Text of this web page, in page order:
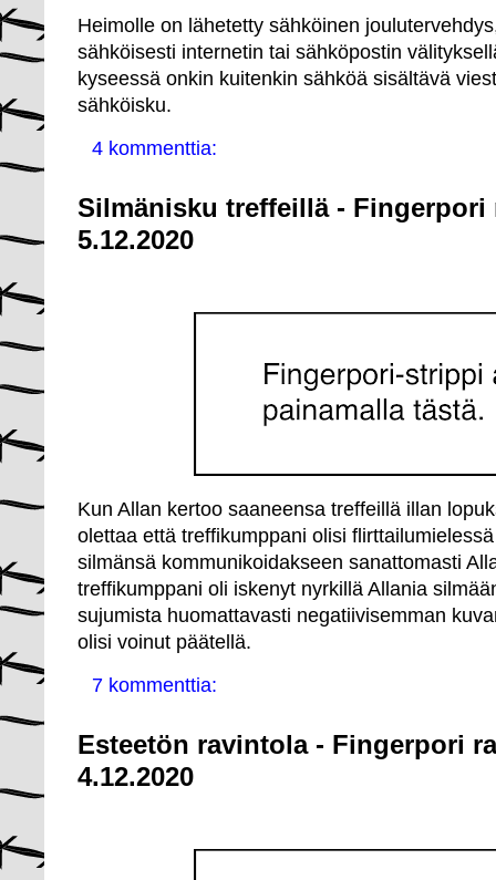
Heimolle on lähetetty sähköinen
sähköisesti internetin tai sähköpostin
kyseessä onkin kuitenkin sähköä sisältävä
sähköisku.
4 kommenttia:
Silmänisku treffeillä - Fingerpori
5.12.2020
Kun Allan kertoo saaneensa treffeillä illan
olettaa että treffikumppani olisi
silmänsä kommunikoidakseen sanattomasti
treffikumppani oli iskenyt nyrkillä Allania
sujumista huomattavasti negatiivisemman
olisi voinut päätellä.
7 kommenttia:
Esteetön ravintola - Fingerpori
4.12.2020